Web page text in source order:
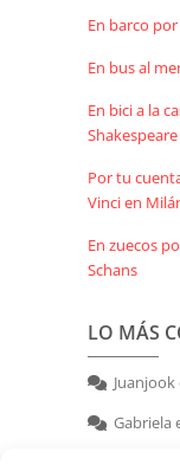
En barco
En bus al
En bici a la
Por tu
Vinci en
En zuecos
Schans
LO MÁS
Juanjook
Gabriela